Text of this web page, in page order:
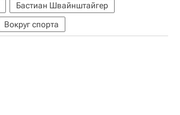
Бастиан Швайнштайгер
Вокруг спорта